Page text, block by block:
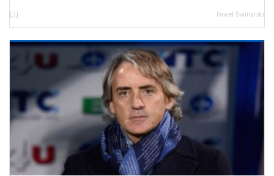
[2] Paweł Świnarski